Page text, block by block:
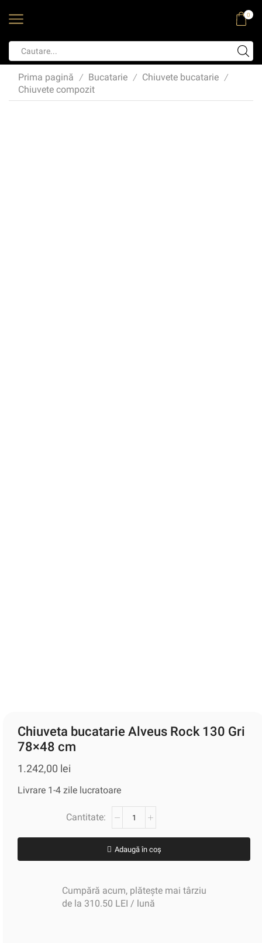
0
Prima pagină / Bucatarie / Chiuvete bucatarie /
Chiuvete compozit
Chiuveta bucatarie Alveus Rock 130 Gri
78×48 cm
1.242,00 lei
Livrare 1-4 zile lucratoare
Adaugă în coș
Cumpără acum, plătește mai târziu
de la 310.50 LEI / lună